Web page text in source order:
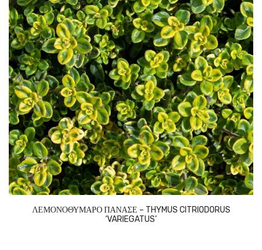
ΛΕΜΟΝΟΘΥΜΑΡΟ ΠΑΝΑΣΕ – THYMUS CITRIODORUS
‘VARIEGATUS’